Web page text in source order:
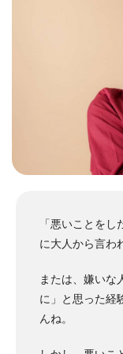
「悪いことを
に大人から言わ
または、嫌いな
に」と思った経
んね。